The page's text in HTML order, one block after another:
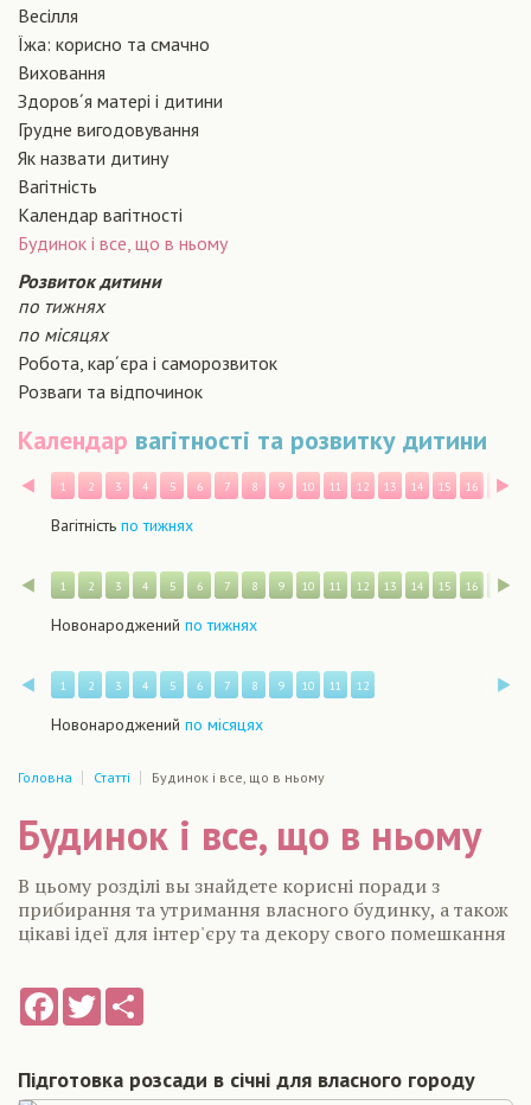
Весілля
Їжа: корисно та смачно
Виховання
Здоров´я матері і дитини
Грудне вигодовування
Як назвати дитину
Вагiтнiсть
Календар вагітності
Будинок і все, що в ньому
Розвиток дитини
по тижнях
по місяцях
Робота, кар´єра і саморозвиток
Розваги та відпочинок
Календар вагітності та розвитку дитини
Назад
1 2 3 4 5 6 7 8 9 10 11 12 13 14 15 16 17
Вагітність по тижнях
Назад
1 2 3 4 5 6 7 8 9 10 11 12 13 14 15 16 17
Новонароджений по тижнях
Назад
1 2 3 4 5 6 7 8 9 10 11 12
Новонароджений по місяцях
Головна Статті Будинок і все, що в ньому
Будинок і все, що в ньому
В цьому розділі вы знайдете корисні поради з
прибирання та утримання власного будинку, а також
цікаві ідеї для інтер'єру та декору свого помешкання
FacebookTwitter
Підготовка розсади в січні для власного городу